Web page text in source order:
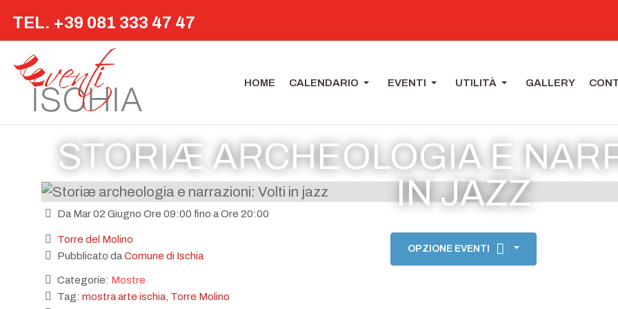
TEL. +39 081 333 47 47
HOME CALENDARIO EVENTI UTILITÀ GALLERY
STORIÆ ARCHEOLOGIA E
IN JAZZ
OPZIONE EVENTI
Da Mar 02 Giugno Ore 09:00 fino a Ore 20:00
Torre del Molino
Pubblicato daComune di Ischia
Categorie: Mostre
Tag: mostra arte ischia Torre Molino